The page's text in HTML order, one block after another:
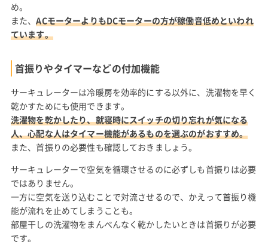
め。
また、ACモーターよりもDCモーターの方が稼働音低めといわれ
ています。
首振りやタイマーなどの付加機能
サーキュレーターは冷暖房を効率的にする以外に、洗濯物を早く
乾かすためにも使用できます。
洗濯物を乾かしたり、就寝時にスイッチの切り忘れが気になる
人、心配な人はタイマー機能があるものを選ぶのがおすすめ。
また、首振りの必要性も確認しておきましょう。
サーキュレーターで空気を循環させるのに必ずしも首振りは必要
ではありません。
一方に空気を送り込むことで対流させるので、かえって首振り機
能が流れを止めてしまうことも。
部屋干しの洗濯物をまんべんなく乾かしたいときは首振りが必要
です。